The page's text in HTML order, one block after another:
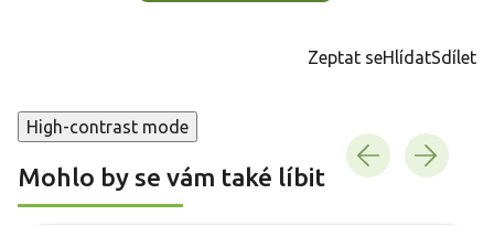
Zeptat seHlídatSdílet
High-contrast mode
Mohlo by se vám také líbit